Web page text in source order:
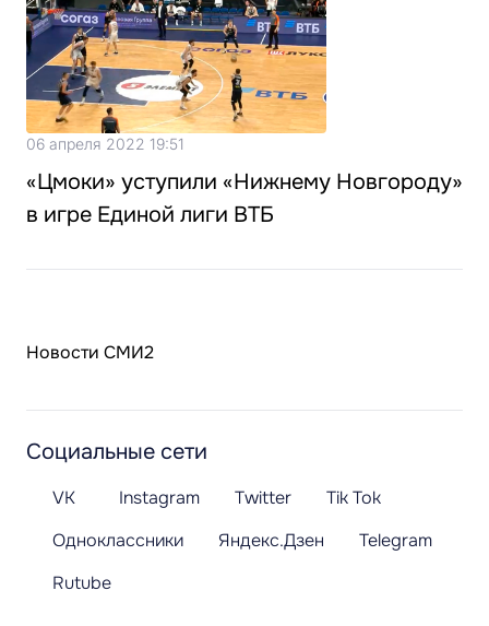
06 апреля 2022 19:51
«Цмоки» уступили «Нижнему Новгороду»
в игре Единой лиги ВТБ
Новости СМИ2
Социальные сети
VK Instagram Twitter
Tik Tok
Одноклассники
Яндекс.Дзен
Telegram
Rutube